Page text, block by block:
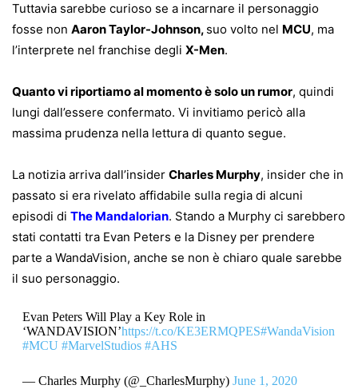
Tuttavia sarebbe curioso se a incarnare il personaggio
fosse non Aaron Taylor-Johnson, suo volto nel MCU, ma
l’interprete nel franchise degli X-Men.
Quanto vi riportiamo al momento è solo un rumor, quindi
lungi dall’essere confermato. Vi invitiamo pericò alla
massima prudenza nella lettura di quanto segue.
La notizia arriva dall’insider Charles Murphy, insider che in
passato si era rivelato affidabile sulla regia di alcuni
episodi di The Mandalorian. Stando a Murphy ci sarebbero
stati contatti tra Evan Peters e la Disney per prendere
parte a WandaVision, anche se non è chiaro quale sarebbe
il suo personaggio.
Evan Peters Will Play a Key Role in
‘WANDAVISION’https://t.co/KE3ERMQPES#WandaVision
#MCU #MarvelStudios #AHS
— Charles Murphy (@_CharlesMurphy) June 1, 2020